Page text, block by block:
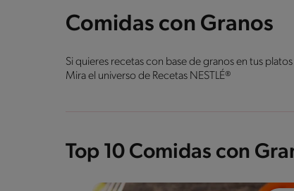
Comidas con Granos
Si quieres recetas con base de granos en tus
Mira el universo de Recetas NESTLÉ®
Top 10 Comidas con